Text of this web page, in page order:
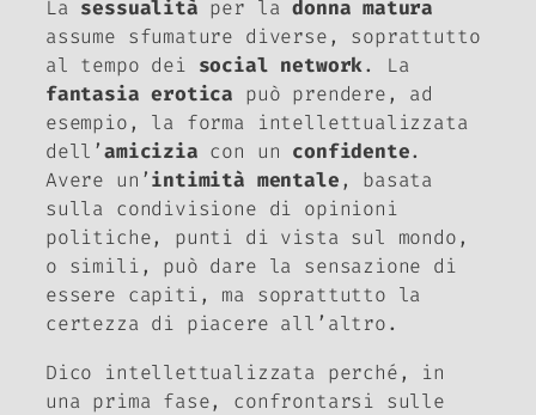
La sessualità per ladonna matura
assume sfumature diverse, soprattutto
al tempo dei social network. La
fantasia erotica può prendere, ad
esempio, la forma intellettualizzata
dell’amicizia con un confidente.
Avere un’intimità mentale, basata
sulla condivisione di opinioni
politiche, punti di vista sul mondo,
o simili, può dare la sensazione di
essere capiti, ma soprattutto la
certezza di piacere all’altro.
Dico intellettualizzata perché, in
una prima fase, confrontarsi sulle